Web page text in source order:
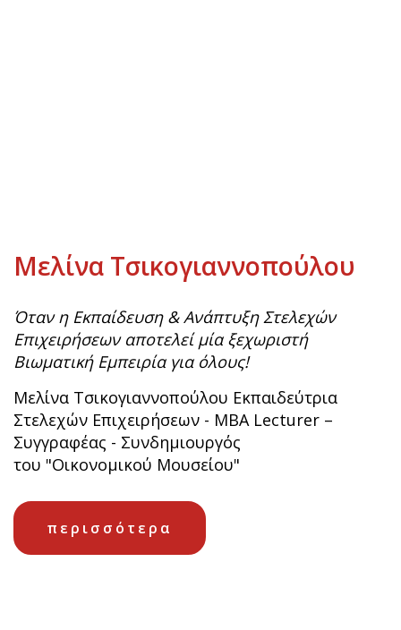
Μελίνα Τσικογιαννοπούλου
Όταν η Εκπαίδευση & Ανάπτυξη Στελεχών
Επιχειρήσεων αποτελεί μία ξεχωριστή
Βιωματική Εμπειρία για όλους!
Μελίνα Τσικογιαννοπούλου Εκπαιδεύτρια
Στελεχών Επιχειρήσεων - MBA Lecturer –
Συγγραφέας - Συνδημιουργός
του "Οικονομικού Μουσείου"
περισσότερα